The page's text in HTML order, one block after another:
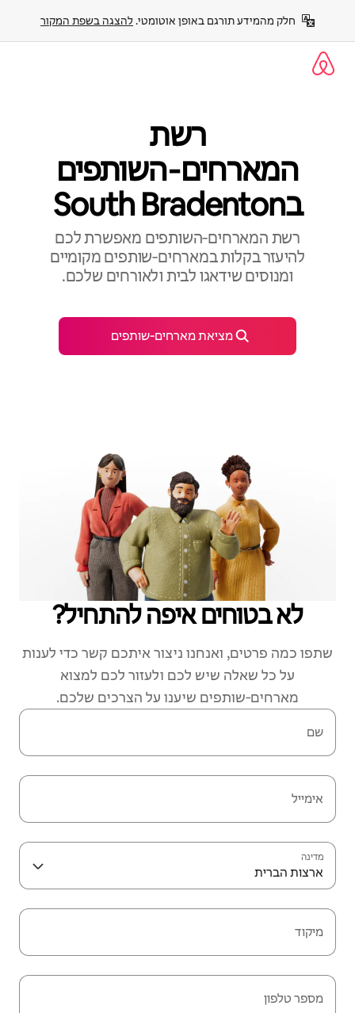
חלק מהמידע תורגם באופן אוטומטי. להצגה בשפת המקור
רשת
המארחים‑השותפים
בSouth Bradenton
רשת המארחים‑השותפים מאפשרת לכם
להיעזר בקלות במארחים‑שותפים מקומיים
ומנוסים שידאגו לבית ולאורחים שלכם.
מציאת מארחים‑שותפים
לא בטוחים איפה להתחיל?
שתפו כמה פרטים, ואנחנו ניצור איתכם קשר כדי לענות
על כל שאלה שיש לכם ולעזור לכם למצוא
מארחים‑שותפים שיענו על הצרכים שלכם.
שם
אימייל
מדינה
ארצות הברית
מיקוד
מספר טלפון